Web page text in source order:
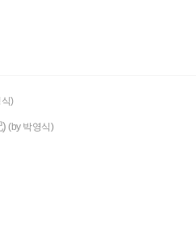
)
) (by 박영식)